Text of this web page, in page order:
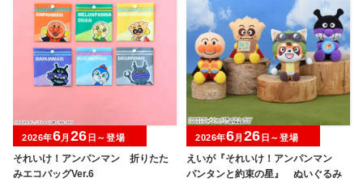
それいけ！アンパンマン 折りたた
みエコバッグVer.6
2026年6月 26 日～登場
えいが『それいけ！アンパンマン
パンタンと約束の星』 ぬいぐるみ
2026年6月 26 日～登場